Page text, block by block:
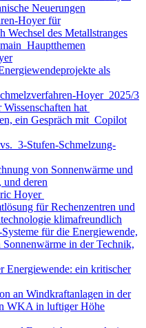
Neuerungen
Hoyer für
Wechsel des Metallstranges
Hauptthemen
als
Hoyer 2025/3
hat
ein Gespräch mit Copilot
3-Stufen-Schmelzung-
von Sonnenwärme und
und deren
Hoyer
für Rechenzentren und
klimafreundlich
für die Energiewende,
in der Technik,
Energiewende: ein kritischer
an Windkraftanlagen in der
WKA in luftiger Höhe